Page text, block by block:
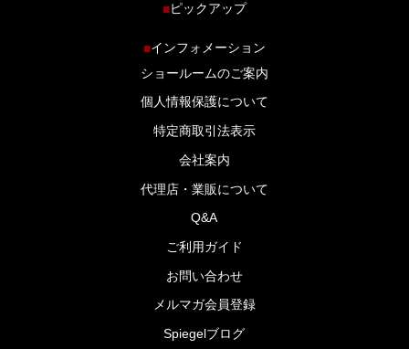
商品ラインナップ
ブログ
■ピックアップ
■インフォメーション
ショールームのご案内
個人情報保護について
特定商取引法表示
会社案内
代理店・業販について
Q&A
ご利用ガイド
お問い合わせ
メルマガ会員登録
Spiegelブログ